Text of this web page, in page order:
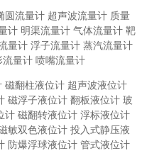
计，如上页图所示。温度测
度要求不高的温度测量。双
温度控制。
范围内的液体、蒸汽和气
缠绕在螺纹上作为温度传感
端是固定的，称为固定端，
圆流量计 超声波流量计 质量
计 明渠流量计 气体流量计 靶
量计 浮子流量计 蒸汽流量计
流量计 喷嘴流量计
磁翻柱液位计 超声波液位计
磁浮子液位计 翻板液位计 玻
计 磁翻转液位计 浮标液位计
敏双色液位计 投入式静压液
防爆浮球液位计 管式液位计